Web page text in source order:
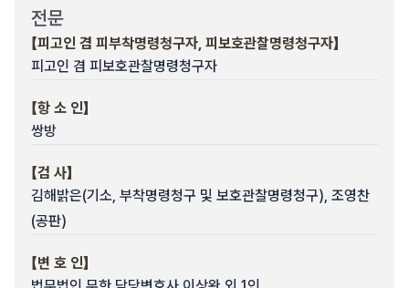
전문
【피고인 겸 피부착명령청구자, 피보호관찰명령청구자】
피고인 겸 피보호관찰명령청구자
【항 소 인】
쌍방
【검 사】
김해밝은(기소, 부착명령청구 및 보호관찰명령청구), 조영찬
(공판)
【변 호 인】